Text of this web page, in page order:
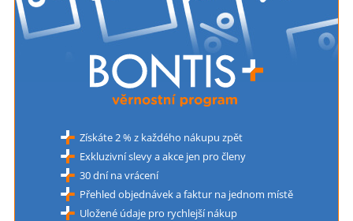
Získáte 2 % z každého nákupu zpět
Exkluzivní slevy a akce jen pro členy
30 dní na vrácení
Přehled objednávek a faktur na jednom místě
Uložené údaje pro rychlejší nákup